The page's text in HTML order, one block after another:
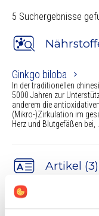
5 Suchergebnisse
Ginkgo biloba
In der traditionellen
5000 Jahren zur
anderem die
(Mikro-)Zirkulation im
Herz und Blutgefäßen bei, ...
Artikel (3)
Broschüre Omega-